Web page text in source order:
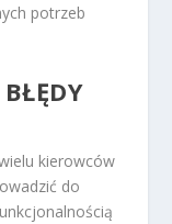
potrzeb
BŁĘDY
kierowców
do